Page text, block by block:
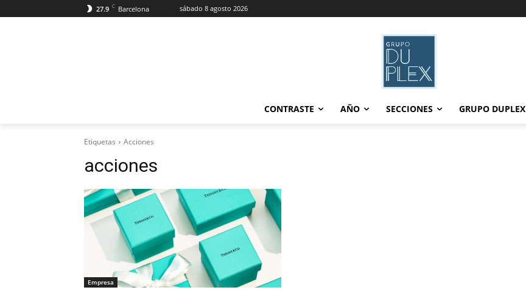
27.9 C Barcelona sábado 8 agosto 2026
CONTRASTE AÑO SECCIONES GRUPO DUPLEX
Etiquetas Acciones
acciones
Empresa